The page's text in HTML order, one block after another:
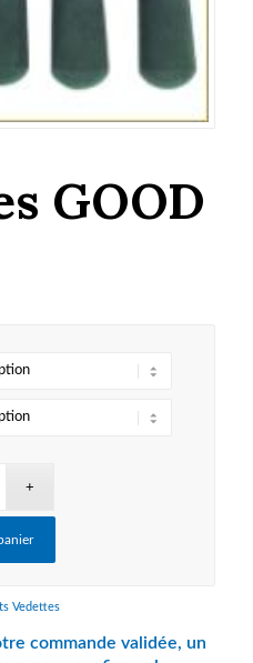
GOOD
Vedettes